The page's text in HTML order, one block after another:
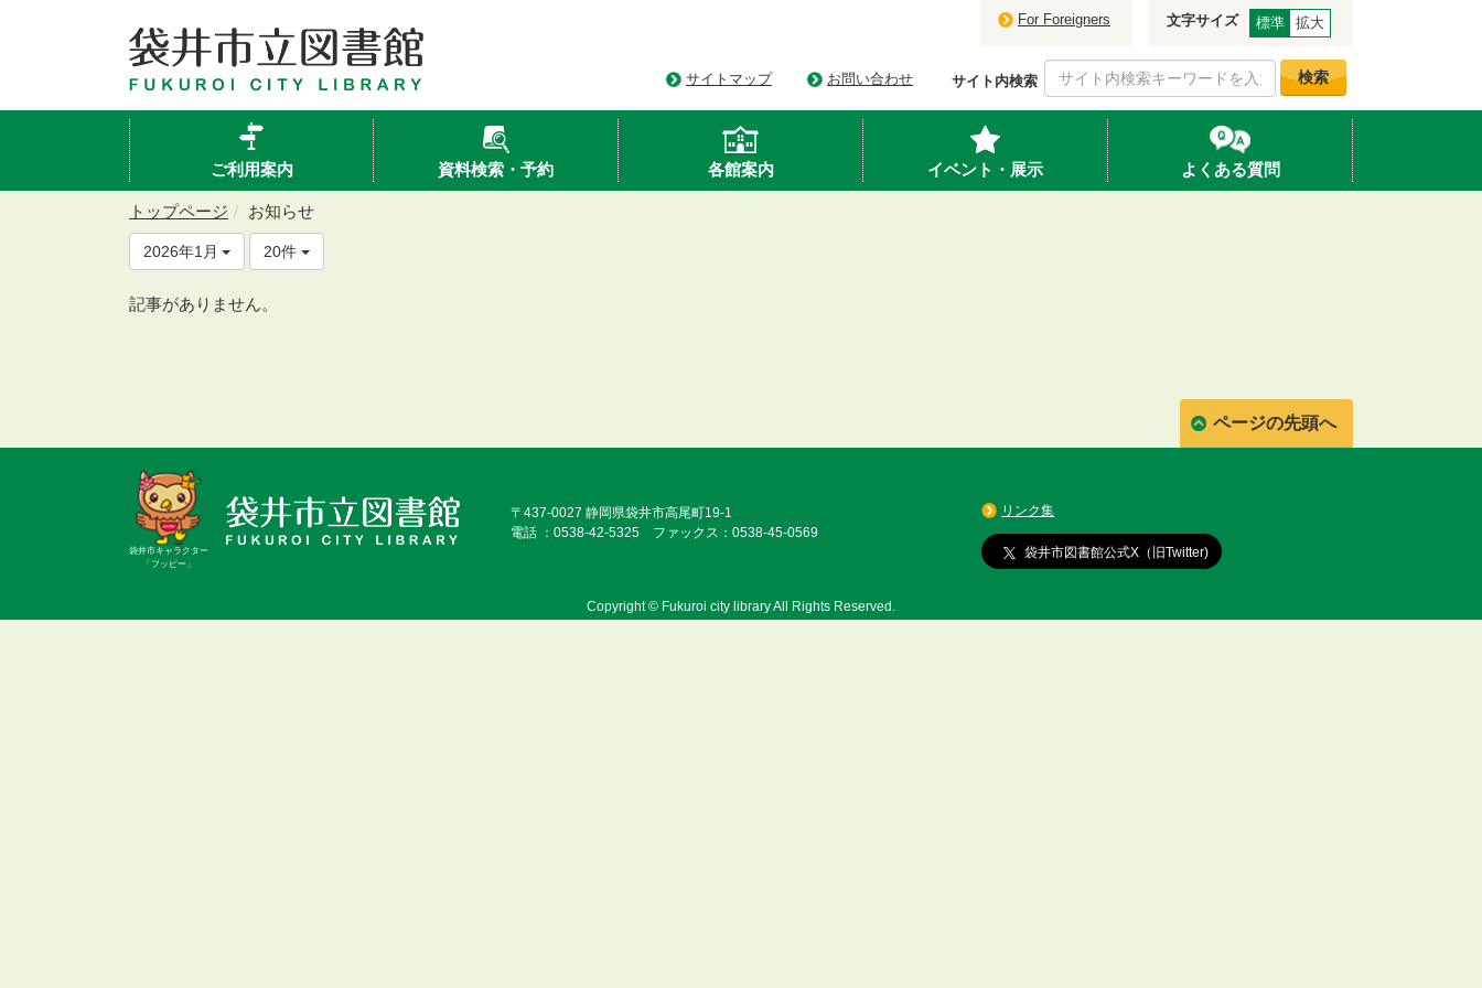
For Foreigners 文字サイズ 標準 拡大
サイトマップ お問い合わせ サイト内検索 検索
ご利用案内 資料検索・予約 各館案内 イベント・展示 よくある質問
トップページ お知らせ
2026年1月 20件
記事がありません。
ページの先頭へ
袋井市キャラクター
「フッピー」
〒437-0027 静岡県袋井市高尾町19-1
電話 ：0538-42-5325 ファックス：0538-45-0569
リンク集
袋井市図書館公式X（旧Twitter)
Copyright © Fukuroi city library All Rights Reserved.